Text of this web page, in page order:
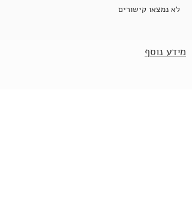
לא נמצאו קישורים
מידע נוסף